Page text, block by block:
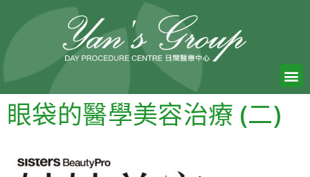
眼袋的醫學美容治療 (二)